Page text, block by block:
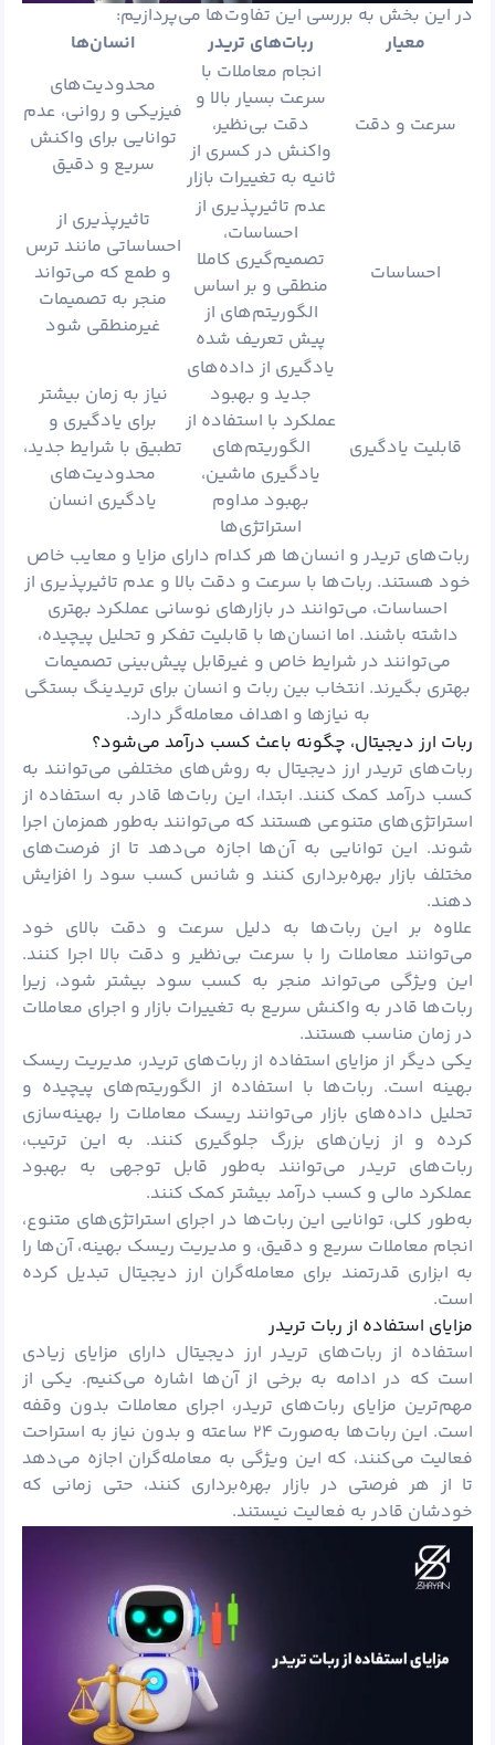
در این بخش به بررسی این تفاوت‌ها می‌پردازیم:
معیار
ربات‌های تریدر انسان‌ها
سرعت و دقت
انجام معاملات با
سرعت بسیار بالا و
دقت بی‌نظیر،
واکنش در کسری از
ثانیه به تغییرات بازار
محدودیت‌های
فیزیکی و روانی، عدم
توانایی برای واکنش
سریع و دقیق
احساسات
عدم تاثیرپذیری از
احساسات،
تصمیم‌گیری کاملا
منطقی و بر اساس
الگوریتم‌های از
پیش تعریف شده
تاثیرپذیری از
احساساتی مانند ترس
و طمع که می‌تواند
منجر به تصمیمات
غیرمنطقی شود
قابلیت یادگیری
یادگیری از داده‌های
جدید و بهبود
عملکرد با استفاده از
الگوریتم‌های
یادگیری ماشین،
بهبود مداوم
استراتژی‌ها
نیاز به زمان بیشتر
برای یادگیری و
تطبیق با شرایط جدید،
محدودیت‌های
یادگیری انسان
ربات‌های تریدر و انسان‌ها هر کدام دارای مزایا و معایب خاص
خود هستند. ربات‌ها با سرعت و دقت بالا و عدم تاثیرپذیری از
احساسات، می‌توانند در بازارهای نوسانی عملکرد بهتری
داشته باشند. اما انسان‌ها با قابلیت تفکر و تحلیل پیچیده،
می‌توانند در شرایط خاص و غیرقابل پیش‌بینی تصمیمات
بهتری بگیرند. انتخاب بین ربات و انسان برای تریدینگ بستگی
به نیازها و اهداف معامله‌گر دارد.
ربات‌ ارز دیجیتال، چگونه باعث کسب درآمد می‌شود؟
ربات‌های تریدر ارز دیجیتال به روش‌های مختلفی می‌توانند به
کسب درآمد کمک کنند. ابتدا، این ربات‌ها قادر به استفاده از
استراتژی‌های متنوعی هستند که می‌توانند به‌طور همزمان اجرا
شوند. این توانایی به آن‌ها اجازه می‌دهد تا از فرصت‌های
مختلف بازار بهره‌برداری کنند و شانس کسب سود را افزایش
دهند.
علاوه بر این ربات‌ها به دلیل سرعت و دقت بالای خود
می‌توانند معاملات را با سرعت بی‌نظیر و دقت بالا اجرا کنند.
این ویژگی می‌تواند منجر به کسب سود بیشتر شود، زیرا
ربات‌ها قادر به واکنش سریع به تغییرات بازار و اجرای معاملات
در زمان مناسب هستند.
یکی دیگر از مزایای استفاده از ربات‌های تریدر، مدیریت ریسک
بهینه است. ربات‌ها با استفاده از الگوریتم‌های پیچیده و
تحلیل داده‌های بازار می‌توانند ریسک معاملات را بهینه‌سازی
کرده و از زیان‌های بزرگ جلوگیری کنند. به این ترتیب،
ربات‌های تریدر می‌توانند به‌طور قابل توجهی به بهبود
عملکرد مالی و کسب درآمد بیشتر کمک کنند.
به‌طور کلی، توانایی این ربات‌ها در اجرای استراتژی‌های متنوع،
انجام معاملات سریع و دقیق، و مدیریت ریسک بهینه، آن‌ها را
به ابزاری قدرتمند برای معامله‌گران ارز دیجیتال تبدیل کرده
است.
مزایای استفاده از ربات تریدر
استفاده از ربات‌های تریدر ارز دیجیتال دارای مزایای زیادی
است که در ادامه به برخی از آن‌ها اشاره می‌کنیم. یکی از
مهم‌ترین مزایای ربات‌های تریدر، اجرای معاملات بدون وقفه
است. این ربات‌ها به‌صورت ۲۴ ساعته و بدون نیاز به استراحت
فعالیت می‌کنند، که این ویژگی به معامله‌گران اجازه می‌دهد
تا از هر فرصتی در بازار بهره‌برداری کنند، حتی زمانی که
خودشان قادر به فعالیت نیستند.